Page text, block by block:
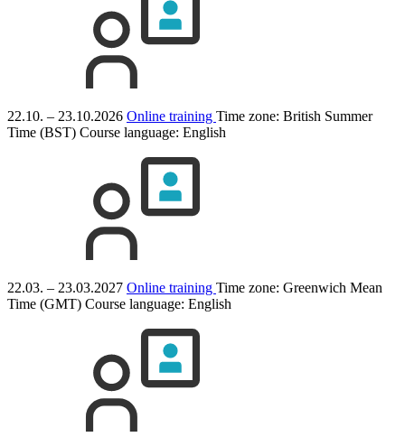
22.10. – 23.10.2026 Online training Time zone: British Summer
Time (BST) Course language: English
22.03. – 23.03.2027 Online training Time zone: Greenwich Mean
Time (GMT) Course language: English